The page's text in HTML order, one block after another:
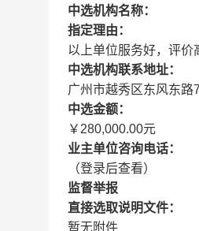
中选机构名称：
指定理由：
以上单位服务好，评价
中选机构联系地址：
广州市越秀区东风东路
中选金额：
￥280,000.00元
业主单位咨询电话：
（登录后查看）
监督举报
直接选取说明文件：
暂无附件